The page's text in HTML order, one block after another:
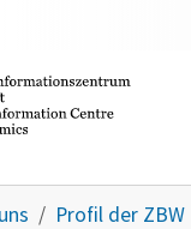
Profil der ZBW